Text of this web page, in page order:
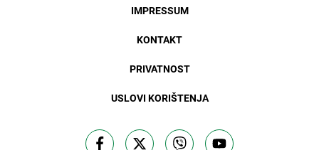
IMPRESSUM
KONTAKT
PRIVATNOST
USLOVI KORIŠTENJA